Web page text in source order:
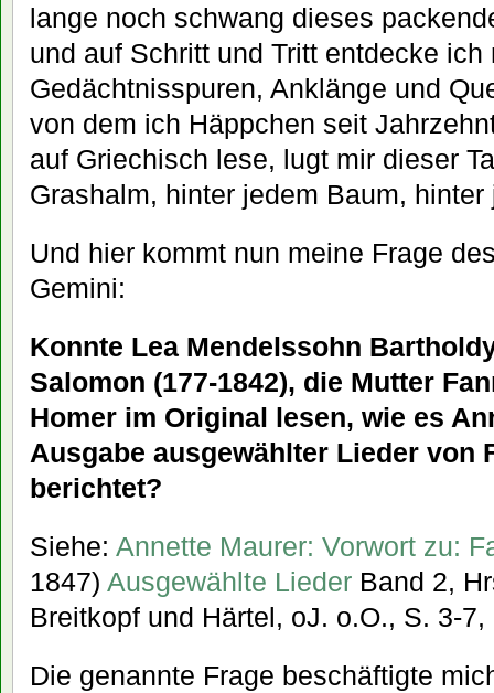
lange noch schwang dieses
und auf Schritt und Tritt entdecke ich
Gedächtnisspuren, Anklänge und
von dem ich Häppchen seit
auf Griechisch lese, lugt mir dieser
Grashalm, hinter jedem Baum,
Und hier kommt nun meine Frage
Gemini:
Konnte Lea Mendelssohn
Salomon (177-1842), die Mutter
Homer im Original lesen, wie es
Ausgabe ausgewählter Lieder von
berichtet?
Siehe: Annette Maurer: Vorwort zu:
1847) Ausgewählte Lieder Band 2,
Breitkopf und Härtel, oJ. o.O., S. 3-7,
Die genannte Frage beschäftigte